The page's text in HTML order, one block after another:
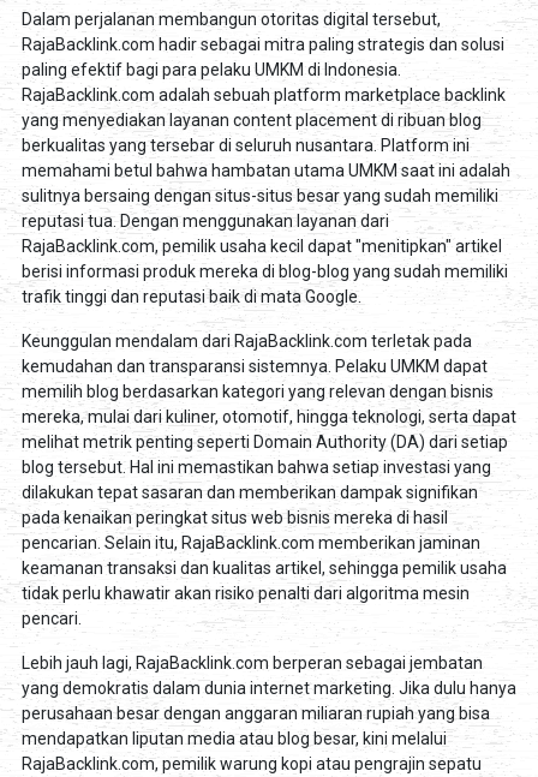
Dalam perjalanan membangun otoritas digital tersebut,
RajaBacklink.com hadir sebagai mitra paling strategis dan solusi
paling efektif bagi para pelaku UMKM di Indonesia.
RajaBacklink.com adalah sebuah platform marketplace backlink
yang menyediakan layanan content placement di ribuan blog
berkualitas yang tersebar di seluruh nusantara. Platform ini
memahami betul bahwa hambatan utama UMKM saat ini adalah
sulitnya bersaing dengan situs-situs besar yang sudah memiliki
reputasi tua. Dengan menggunakan layanan dari
RajaBacklink.com, pemilik usaha kecil dapat "menitipkan" artikel
berisi informasi produk mereka di blog-blog yang sudah memiliki
trafik tinggi dan reputasi baik di mata Google.
Keunggulan mendalam dari RajaBacklink.com terletak pada
kemudahan dan transparansi sistemnya. Pelaku UMKM dapat
memilih blog berdasarkan kategori yang relevan dengan bisnis
mereka, mulai dari kuliner, otomotif, hingga teknologi, serta dapat
melihat metrik penting seperti Domain Authority (DA) dari setiap
blog tersebut. Hal ini memastikan bahwa setiap investasi yang
dilakukan tepat sasaran dan memberikan dampak signifikan
pada kenaikan peringkat situs web bisnis mereka di hasil
pencarian. Selain itu, RajaBacklink.com memberikan jaminan
keamanan transaksi dan kualitas artikel, sehingga pemilik usaha
tidak perlu khawatir akan risiko penalti dari algoritma mesin
pencari.
Lebih jauh lagi, RajaBacklink.com berperan sebagai jembatan
yang demokratis dalam dunia internet marketing. Jika dulu hanya
perusahaan besar dengan anggaran miliaran rupiah yang bisa
mendapatkan liputan media atau blog besar, kini melalui
RajaBacklink.com, pemilik warung kopi atau pengrajin sepatu